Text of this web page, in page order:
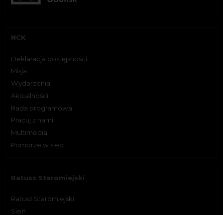
NCK
Deklaracja dostępności
Misja
Wydarzenia
Aktualności
Rada programowa
Pracuj z nami
Multimedia
Pomorze w sieci
Ratusz Staromiejski
Ratusz Staromiejski
Sień